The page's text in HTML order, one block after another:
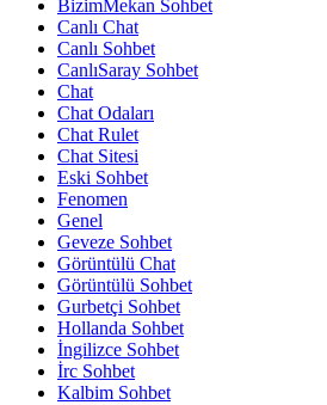
BizimMekan Sohbet
Canlı Chat
Canlı Sohbet
CanlıSaray Sohbet
Chat
Chat Odaları
Chat Rulet
Chat Sitesi
Eski Sohbet
Fenomen
Genel
Geveze Sohbet
Görüntülü Chat
Görüntülü Sohbet
Gurbetçi Sohbet
Hollanda Sohbet
İngilizce Sohbet
İrc Sohbet
Kalbim Sohbet